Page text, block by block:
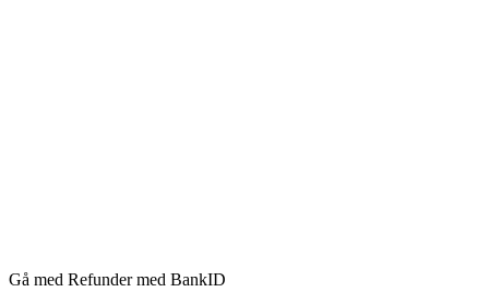
Gå med Refunder med BankID